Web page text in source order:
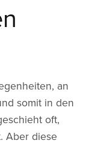
an
somit in den
oft,
Aber diese